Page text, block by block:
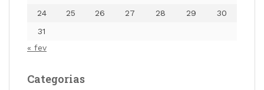
24
25 26 27 28 29
30
31
« fev
Categorias